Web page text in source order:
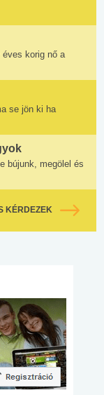
korig nő a
se jön ki ha
bújunk, megölel és
KÉRDEZEK